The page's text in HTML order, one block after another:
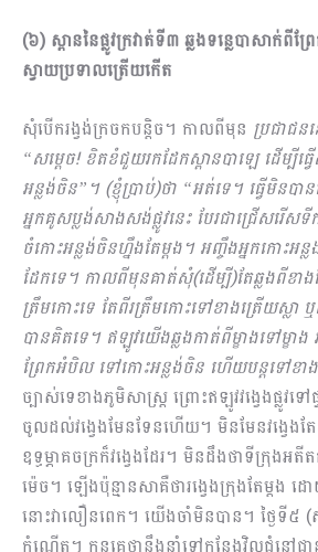
(៦) ស្ពាននៃផ្លូវក្រវាត់ទី៣ ឆ្លងទន្លេបាសាក់
ស្វាយប្រទាលត្រើយកើត
សុំបើករង្វង់ក្រចកបន្តិច។ កាលពីមុន ប្រជាជន
“​សម្ដេច! ខិតខំជួយរកដែកស្ពានបាឡេ ដើម្បីធ្វ
អន្លង់ចិន”។ (ខ្ញុំប្រាប់)ថា “អត់ទេ។ ធ្វើមិនបា
អ្នកគូសប្លង់សាងសង់ផ្លូវនេះ បែរជាជ្រើសរើសទីក
ចំកោះអន្លង់ចិនហ្នឹងតែម្ដង។ អញ្ចឹងអ្នកកោះអន្
ដែកទេ។ កាលពីមុនគាត់សុំ(ដើម្បី)តែឆ្លងពីខា
ត្រឹមកោះទេ តែពីរត្រឹមកោះទៅខាងត្រើយស្លា
បានគិតទេ។ ឥឡូវយើងឆ្លងកាត់ពីម្ខាងទៅម្ខាង
ព្រែកអំបិល ទៅកោះអន្លង់ចិន ហើយបន្តទៅខា
ច្បាស់ទេខាងភូមិសាស្រ្ត ព្រោះឥឡូវវង្វេងផ្លូវទៅ
ចូលដល់វង្វេងមែនទែនហើយ។ មិនមែនវង្វេង
ឧទ្ធម្ភាគចក្រក៏វង្វេងដែរ។ មិនដឹងថាទីក្រុង
ម៉េច។ ឡើងប៉ុន្មានសាគឺថារង្វេងក្រុងតែម្ដង
នោះវាលឿនពេក។ យើងចាំមិនបាន។ ថ្ងៃទី៥ (